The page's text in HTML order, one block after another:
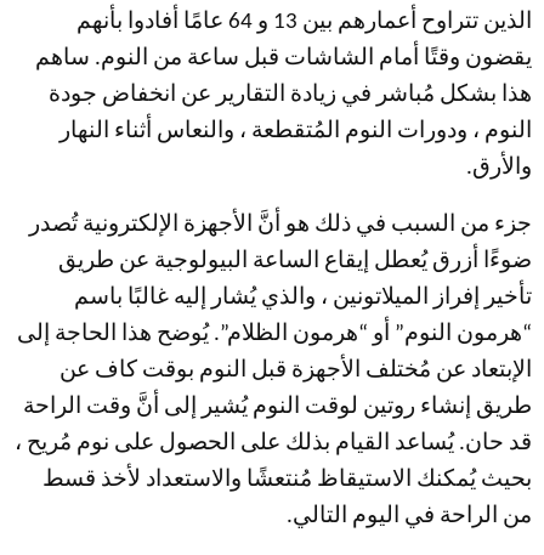
الذين تتراوح أعمارهم بين 13 و 64 عامًا أفادوا بأنهم
يقضون وقتًا أمام الشاشات قبل ساعة من النوم. ساهم
هذا بشكل مُباشر في زيادة التقارير عن انخفاض جودة
النوم ، ودورات النوم المُتقطعة ، والنعاس أثناء النهار
والأرق.
جزء من السبب في ذلك هو أنَّ الأجهزة الإلكترونية تُصدر
ضوءًا أزرق يُعطل إيقاع الساعة البيولوجية عن طريق
تأخير إفراز الميلاتونين ، والذي يُشار إليه غالبًا باسم
“هرمون النوم” أو “هرمون الظلام”. يُوضح هذا الحاجة إلى
الإبتعاد عن مُختلف الأجهزة قبل النوم بوقت كاف عن
طريق إنشاء روتين لوقت النوم يُشير إلى أنَّ وقت الراحة
قد حان. يُساعد القيام بذلك على الحصول على نوم مُريح ،
بحيث يُمكنك الاستيقاظ مُنتعشًا والاستعداد لأخذ قسط
من الراحة في اليوم التالي.